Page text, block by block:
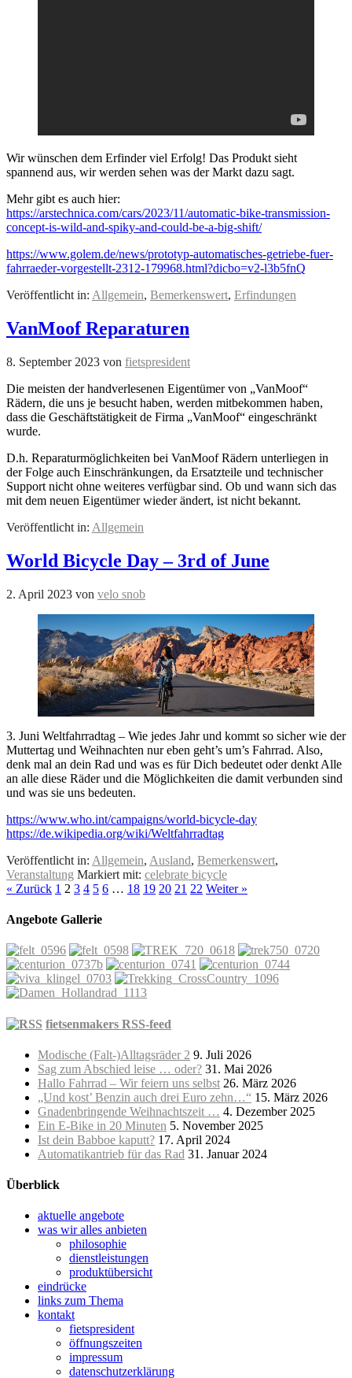
Wir wünschen dem Erfinder viel Erfolg! Das Produkt sieht
spannend aus, wir werden sehen was der Markt dazu sagt.
Mehr gibt es auch hier:
https://arstechnica.com/cars/2023/11/automatic-bike-transmission-
concept-is-wild-and-spiky-and-could-be-a-big-shift/
https://www.golem.de/news/prototyp-automatisches-getriebe-fuer-
fahrraeder-vorgestellt-2312-179968.html?dicbo=v2-l3b5fnQ
Veröffentlicht in: Allgemein, Bemerkenswert, Erfindungen
VanMoof Reparaturen
8. September 2023 von fietspresident
Die meisten der handverlesenen Eigentümer von „VanMoof“
Rädern, die uns je besucht haben, werden mitbekommen haben,
dass die Geschäftstätigkeit de Firma „VanMoof“ eingeschränkt
wurde.
D.h. Reparaturmöglichkeiten bei VanMoof Rädern unterliegen in
der Folge auch Einschränkungen, da Ersatzteile und technischer
Support nicht ohne weiteres verfügbar sind. Ob und wann sich das
mit dem neuen Eigentümer wieder ändert, ist nicht bekannt.
Veröffentlicht in: Allgemein
World Bicycle Day – 3rd of June
2. April 2023 von velo snob
3. Juni Weltfahrradtag – Wie jedes Jahr und kommt so sicher wie der
Muttertag und Weihnachten nur eben geht’s um’s Fahrrad. Also,
denk mal an dein Rad und was es für Dich bedeutet oder denkt Alle
an alle diese Räder und die Möglichkeiten die damit verbunden sind
und was sie uns bedeuten.
https://www.who.int/campaigns/world-bicycle-day
https://de.wikipedia.org/wiki/Weltfahrradtag
Veröffentlicht in: Allgemein, Ausland, Bemerkenswert,
Veranstaltung Markiert mit: celebrate bicycle
« Zurück 1 2 3 4 5 6 … 18 19 20 21 22 Weiter »
Angebote Gallerie
fietsenmakers RSS-feed
Modische (Falt-)Alltagsräder 2 9. Juli 2026
Sag zum Abschied leise … oder? 31. Mai 2026
Hallo Fahrrad – Wir feiern uns selbst 26. März 2026
„Und kost’ Benzin auch drei Euro zehn…“ 15. März 2026
Gnadenbringende Weihnachtszeit … 4. Dezember 2025
Ein E-Bike in 20 Minuten 5. November 2025
Ist dein Babboe kaputt? 17. April 2024
Automatikantrieb für das Rad 31. Januar 2024
Überblick
aktuelle angebote
was wir alles anbieten
philosophie
dienstleistungen
produktübersicht
eindrücke
links zum Thema
kontakt
fietspresident
öffnungszeiten
impressum
datenschutzerklärung